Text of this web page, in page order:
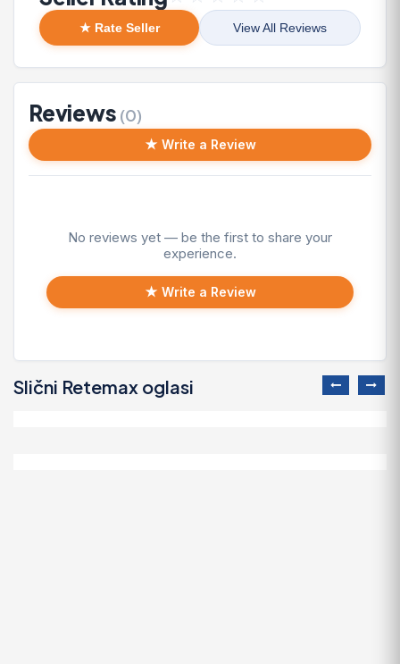
★ Rate Seller View All Reviews
Reviews (0)
★ Write a Review
No reviews yet — be the first to share your
experience.
★ Write a Review
Slični Retemax oglasi